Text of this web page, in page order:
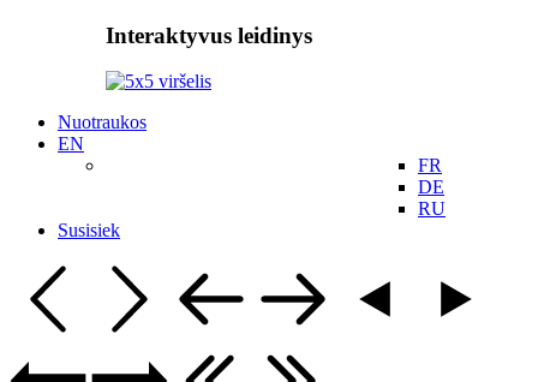
Interaktyvus leidinys
Nuotraukos
EN
FR
DE
RU
Susisiek